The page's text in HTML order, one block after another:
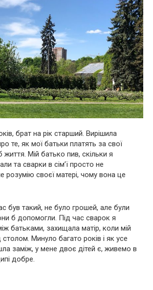
брат на рік старший. Вирішила
те, як мої батьки платять за свої
життя. Мій батько пив, скільки я
та сварки в сім’ї просто не
розумію своєї матері, чому вона це
був такий, не було грошей, але були
б допомогли. Під час сварок я
батьками, захищала матір, коли мій
столом. Минуло багато років і як усе
заміж, у мене двоє дітей є, живемо в
добре.